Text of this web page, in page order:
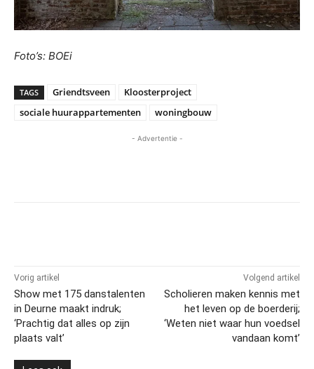
Foto’s: BOEi
TAGS Griendtsveen
Kloosterproject
sociale huurappartementen
woningbouw
- Advertentie -
Vorig artikel
Show met 175 danstalenten
in Deurne maakt indruk;
‘Prachtig dat alles op zijn
plaats valt’
Volgend artikel
Scholieren maken kennis met
het leven op de boerderij;
‘Weten niet waar hun voedsel
vandaan komt’